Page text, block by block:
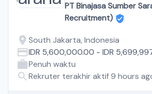
PT Binajasa Sumber
Recruitment)
South Jakarta, Indonesia
IDR 5,600,000.00 - IDR
Penuh waktu
Rekruter terakhir aktif 9 hours